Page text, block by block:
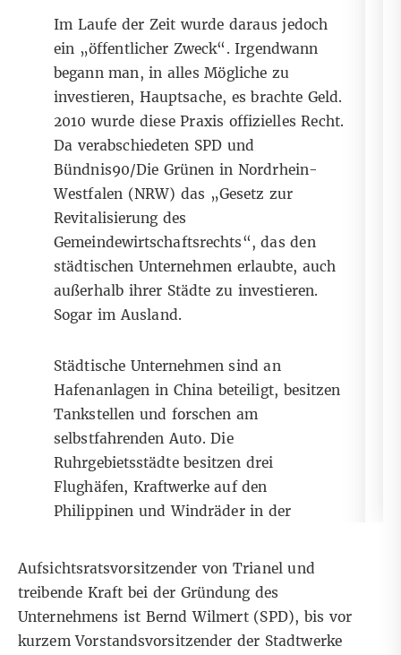
Aufsichtsratsvorsitzender von Trianel und
treibende Kraft bei der Gründung des
Unternehmens ist Bernd Wilmert (SPD), bis vor
kurzem Vorstandsvorsitzender der Stadtwerke